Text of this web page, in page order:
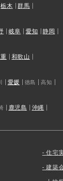
栃木
群馬
岐阜 愛知
静岡
和歌山
愛媛 徳島 高知
鹿児島 沖縄
住宅
建築